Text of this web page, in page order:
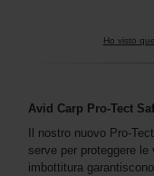
Ho visto
Avid Carp Pro-Tect
Il nostro nuovo Pro-
serve per proteggere
imbottitura